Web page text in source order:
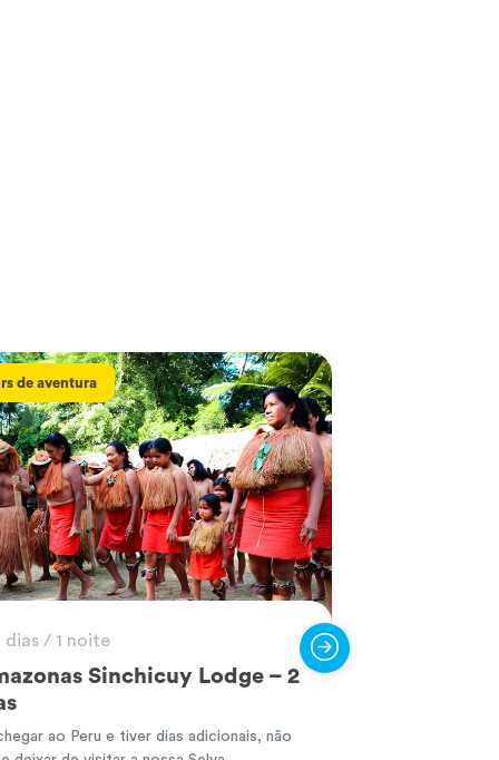
de aventura
dias / 1 noite
Sinchicuy Lodge – 2
ao Peru e tiver dias adicionais, não